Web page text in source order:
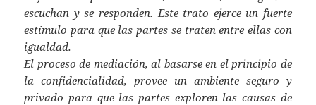
escuchan y se responden. Este trato ejerce un fuerte
estímulo para que las partes se traten entre ellas con
igualdad.
El proceso de mediación, al basarse en el principio de
la confidencialidad, provee un ambiente seguro y
privado para que las partes exploren las causas de